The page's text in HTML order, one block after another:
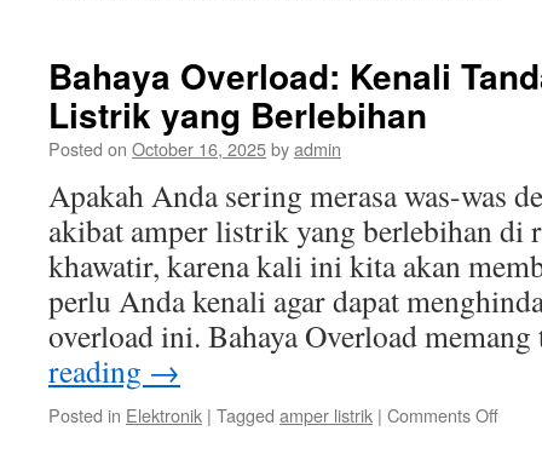
Bahaya Overload: Kenali
Listrik yang Berlebihan
Posted on October 16, 2025byadmin
Apakah Anda sering merasa was-was
akibat amper listrik yang berlebihan di
khawatir, karena kali ini kita akan
perlu Anda kenali agar dapat
overload ini. Bahaya Overload
reading →
Posted in Elektronik | Tagged amper listrik | Comments Offon